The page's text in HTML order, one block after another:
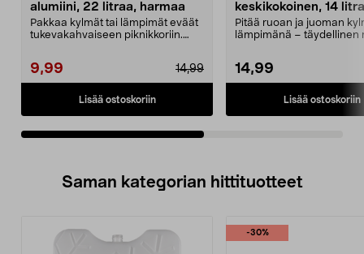
alumiini, 22 litraa, harmaa
Pakkaa kylmät tai lämpimät eväät
tukevakahvaiseen piknikkoriin.
14,99
9,99
Lisää ostoskoriin
keskikokoinen, 14
Pitää ruoan ja juoman
lämpimänä – täydellinen
14,99
Lisää ostoskoriin
Saman kategorian hittituotteet
-30%